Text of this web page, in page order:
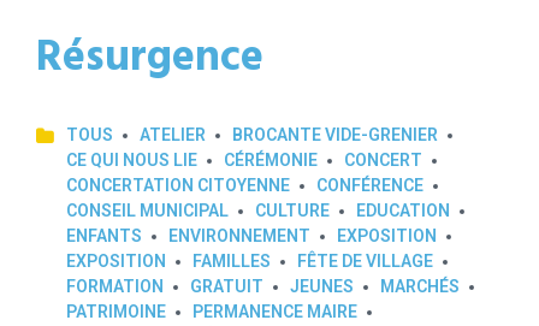
Résurgence
TOUS ATELIER
BROCANTE VIDE-GRENIER
CE QUI NOUS LIE
CÉRÉMONIE
CONCERT
CONCERTATION CITOYENNE
CONFÉRENCE
CONSEIL MUNICIPAL
CULTURE
EDUCATION
ENFANTS
ENVIRONNEMENT
EXPOSITION
EXPOSITION
FAMILLES
FÊTE DE VILLAGE
FORMATION
GRATUIT JEUNES
MARCHÉS
PATRIMOINE
PERMANENCE MAIRE